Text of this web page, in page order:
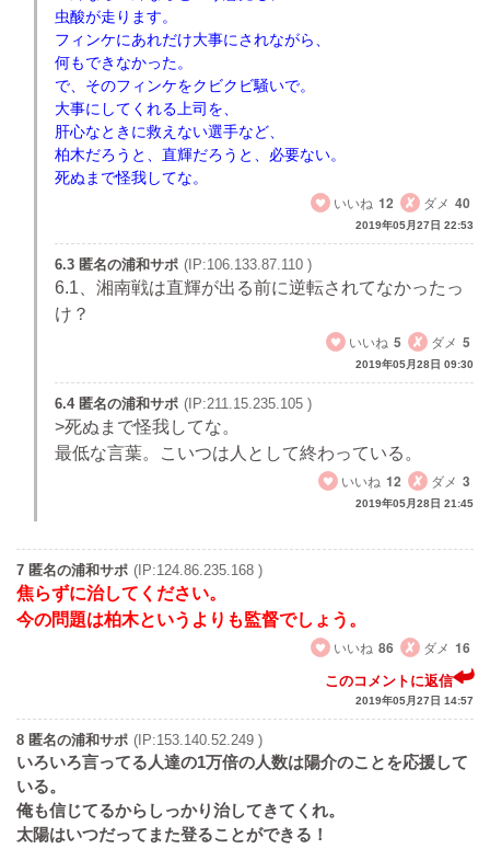
虫酸が走ります。
フィンケにあれだけ大事にされながら、
何もできなかった。
で、そのフィンケをクビクビ騒いで。
大事にしてくれる上司を、
肝心なときに救えない選手など、
柏木だろうと、直輝だろうと、必要ない。
死ぬまで怪我してな。
いいね 12 ダメ 40
2019年05月27日 22:53
6.3 匿名の浦和サポ (IP:106.133.87.110 )
6.1、湘南戦は直輝が出る前に逆転されてなかったっ
け？
いいね 5 ダメ 5
2019年05月28日 09:30
6.4 匿名の浦和サポ (IP:211.15.235.105 )
>死ぬまで怪我してな。
最低な言葉。こいつは人として終わっている。
いいね 12 ダメ 3
2019年05月28日 21:45
7 匿名の浦和サポ (IP:124.86.235.168 )
焦らずに治してください。
今の問題は柏木というよりも監督でしょう。
いいね 86 ダメ 16
このコメントに返信
2019年05月27日 14:57
8 匿名の浦和サポ (IP:153.140.52.249 )
いろいろ言ってる人達の1万倍の人数は陽介のことを応援して
いる。
俺も信じてるからしっかり治してきてくれ。
太陽はいつだってまた登ることができる！